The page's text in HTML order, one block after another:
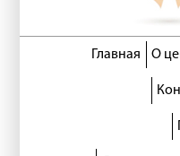
Главная О